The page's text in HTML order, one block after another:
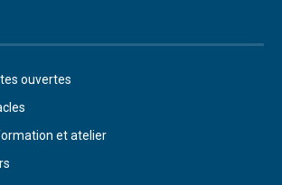
ouvertes
et atelier